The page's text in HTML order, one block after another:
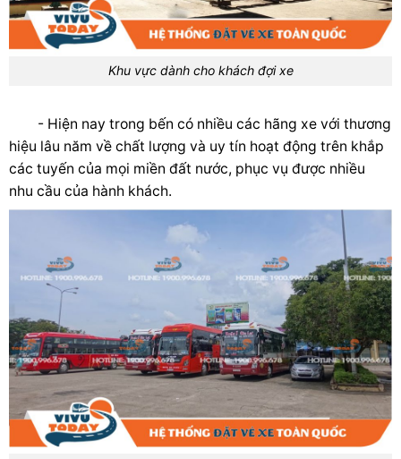
Khu vực dành cho khách đợi xe
- Hiện nay trong bến có nhiều các hãng xe với thương
hiệu lâu năm về chất lượng và uy tín hoạt động trên khắp
các tuyến của mọi miền đất nước, phục vụ được nhiều
nhu cầu của hành khách.